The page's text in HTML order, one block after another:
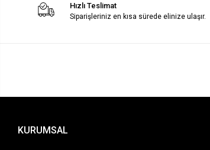
Hızlı Teslimat
Siparişleriniz en kısa sürede elinize ulaşır.
KURUMSAL